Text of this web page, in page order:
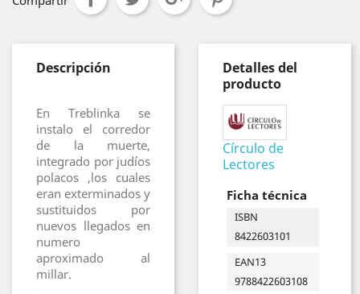
Descripción
En Treblinka se
instalo el corredor
de la muerte,
integrado por judíos
polacos ,los cuales
eran exterminados y
sustituidos por
nuevos llegados en
numero
aproximado al
millar.
Detalles del
producto
Círculo de
Lectores
Ficha técnica
ISBN
8422603101
EAN13
9788422603108